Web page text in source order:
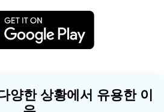
한 상황에서 유용한 이